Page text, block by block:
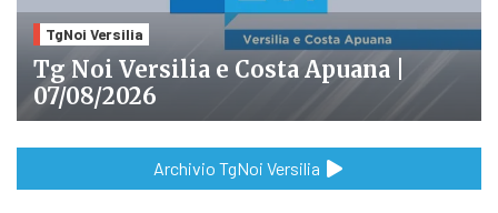
TgNoi Versilia
Tg Noi Versilia e Costa Apuana |
07/08/2026
Archivio TgNoi Versilia